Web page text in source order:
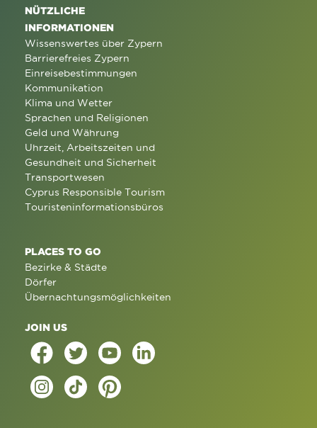
NÜTZLICHE
INFORMATIONEN
Wissenswertes über Zypern
Barrierefreies Zypern
Einreisebestimmungen
Kommunikation
Klima und Wetter
Sprachen und Religionen
Geld und Währung
Uhrzeit, Arbeitszeiten und
Gesundheit und Sicherheit
Transportwesen
Cyprus Responsible Tourism
Touristeninformationsbüros
PLACES TO GO
Bezirke & Städte
Dörfer
Übernachtungsmöglichkeiten
JOIN US